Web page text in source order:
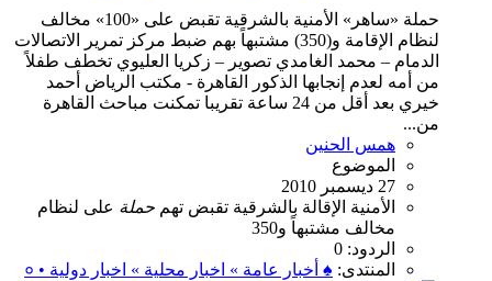
حملة «ساهر» الأمنية بالشرقية تقبض على «100» مخالف
لنظام الإقامة و(350) مشتبهاً بهم ضبط مركز تمرير الاتصالات
الدمام – محمد الغامدي تصوير – زكريا العليوي تخطف طفلاً
من أمه لعدم إنجابها الذكور القاهرة - مكتب الرياض أحمد
خيري بعد أقل من 24 ساعة تقريبا تمكنت مباحث القاهرة
من...
همس الحنين
الموضوع
27 ديسمبر 2010
الأمنية الإقالة بالشرقية تقبض تهم حملة على لنظام
مخالف مشتبهاً و350
الردود: 0
المنتدى: ♠ أخبار عامة » اخبار محلية » اخبار دولية • ०